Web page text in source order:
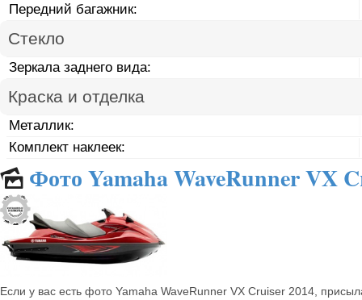
Передний багажник:
Стекло
Зеркала заднего вида:
Краска и отделка
Металлик:
Комплект наклеек:
🌄 Фото Yamaha WaveRunner VX
Если у вас есть фото Yamaha WaveRunner VX Cruiser 2014,